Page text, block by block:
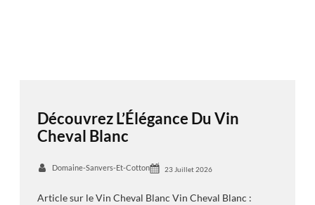
Découvrez L’Élégance Du Vin
Cheval Blanc
Domaine-Sanvers-Et-Cotton 23 Juillet 2026
Article sur le Vin Cheval Blanc Vin Cheval Blanc :